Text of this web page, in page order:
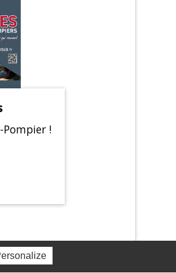
Pompier !